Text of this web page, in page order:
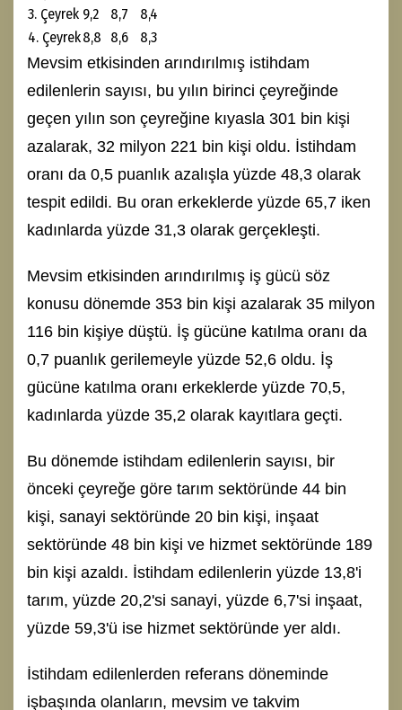
3. Çeyrek 9,2 8,7
8,4
4. Çeyrek8,8 8,6 8,3
Mevsim etkisinden arındırılmış istihdam
edilenlerin sayısı, bu yılın birinci çeyreğinde
geçen yılın son çeyreğine kıyasla 301 bin kişi
azalarak, 32 milyon 221 bin kişi oldu. İstihdam
oranı da 0,5 puanlık azalışla yüzde 48,3 olarak
tespit edildi. Bu oran erkeklerde yüzde 65,7 iken
kadınlarda yüzde 31,3 olarak gerçekleşti.
Mevsim etkisinden arındırılmış iş gücü söz
konusu dönemde 353 bin kişi azalarak 35 milyon
116 bin kişiye düştü. İş gücüne katılma oranı da
0,7 puanlık gerilemeyle yüzde 52,6 oldu. İş
gücüne katılma oranı erkeklerde yüzde 70,5,
kadınlarda yüzde 35,2 olarak kayıtlara geçti.
Bu dönemde istihdam edilenlerin sayısı, bir
önceki çeyreğe göre tarım sektöründe 44 bin
kişi, sanayi sektöründe 20 bin kişi, inşaat
sektöründe 48 bin kişi ve hizmet sektöründe 189
bin kişi azaldı. İstihdam edilenlerin yüzde 13,8'i
tarım, yüzde 20,2'si sanayi, yüzde 6,7'si inşaat,
yüzde 59,3'ü ise hizmet sektöründe yer aldı.
İstihdam edilenlerden referans döneminde
işbaşında olanların, mevsim ve takvim